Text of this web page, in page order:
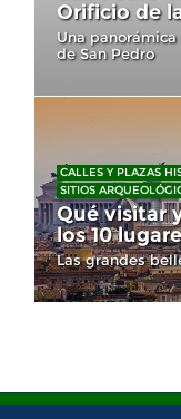
Orificio de
Una
de San Pedro
CALLES Y PLAZAS
SITIOS
Qué visitar
los 10
Las grandes